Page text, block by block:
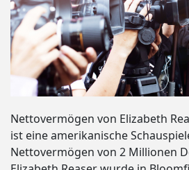
Nettovermögen von Elizabeth
ist eine amerikanische
Nettovermögen von 2 Millionen